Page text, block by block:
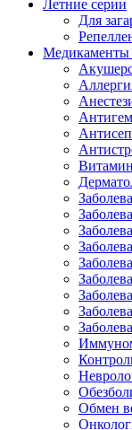
Летние серии
Для
Обмен